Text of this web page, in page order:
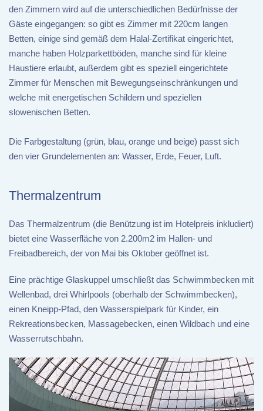
den Zimmern wird auf die unterschiedlichen Bedürfnisse der
Gäste eingegangen: so gibt es Zimmer mit 220cm langen
Betten, einige sind gemäß dem Halal-Zertifikat eingerichtet,
manche haben Holzparkettböden, manche sind für kleine
Haustiere erlaubt, außerdem gibt es speziell eingerichtete
Zimmer für Menschen mit Bewegungseinschränkungen und
welche mit energetischen Schildern und speziellen
slowenischen Betten.
Die Farbgestaltung (grün, blau, orange und beige) passt sich
den vier Grundelementen an: Wasser, Erde, Feuer, Luft.
Thermalzentrum
Das Thermalzentrum (die Benützung ist im Hotelpreis inkludiert)
bietet eine Wasserfläche von 2.200m2 im Hallen- und
Freibadbereich, der von Mai bis Oktober geöffnet ist.
Eine prächtige Glaskuppel umschließt das Schwimmbecken mit
Wellenbad, drei Whirlpools (oberhalb der Schwimmbecken),
einen Kneipp-Pfad, den Wasserspielpark für Kinder, ein
Rekreationsbecken, Massagebecken, einen Wildbach und eine
Wasserrutschbahn.